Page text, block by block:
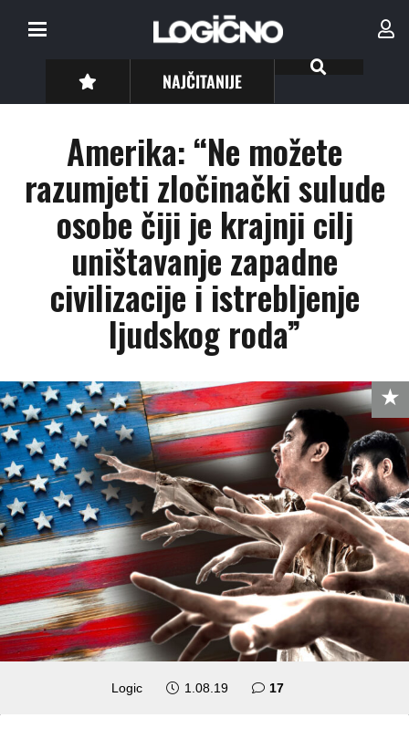
NAJČITANIJE
Amerika: “Ne možete
razumjeti zločinački sulude
osobe čiji je krajnji cilj
uništavanje zapadne
civilizacije i istrebljenje
ljudskog roda”
Logic 1.08.19 17komentara